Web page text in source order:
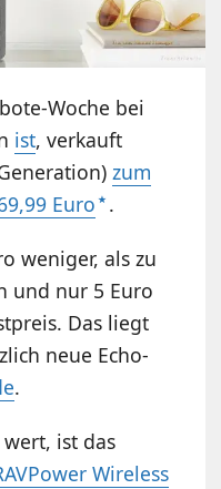
Woche bei
ist, verkauft
zum
Euro .
weniger, als zu
und nur 5 Euro
Das liegt
neue Echo-
.
ist das
Wireless